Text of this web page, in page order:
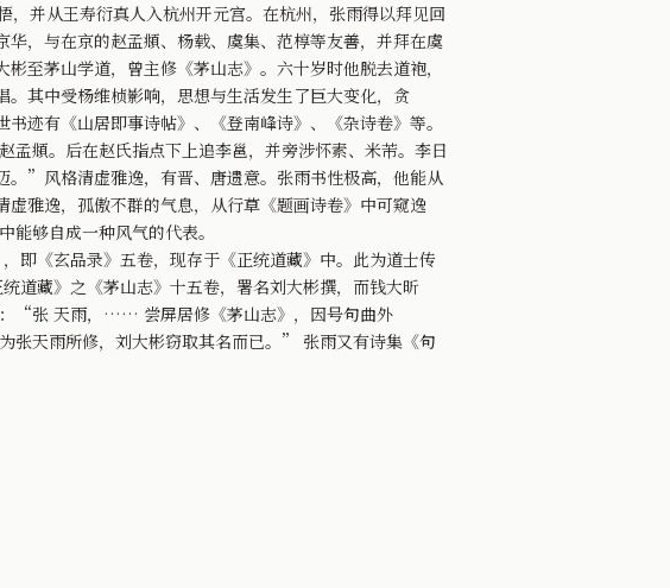
并从王寿衍真人入杭州开元宫。在杭州，张雨得以拜见回
，与在京的赵孟頫、杨载、虞集、范椁等友善，并拜在虞
至茅山学道，曾主修《茅山志》。六十岁时他脱去道袍，
其中受杨维桢影响，思想与生活发生了巨大变化，贪
迹有《山居即事诗帖》、《登南峰诗》、《杂诗卷》等。
頫。后在赵氏指点下上追李邕，并旁涉怀素、米芾。李日
”风格清虚雅逸，有晋、唐遗意。张雨书性极高，他能从
雅逸，孤傲不群的气息，从行草《题画诗卷》中可窥逸
够自成一种风气的代表。
即《玄品录》五卷，现存于《正统道藏》中。此为道士传
道藏》之《茅山志》十五卷，署名刘大彬撰，而钱大昕
：“张 天雨，…… 尝屏居修《茅山志》，因号句曲外
张天雨所修，刘大彬窃取其名而已。” 张雨又有诗集《句